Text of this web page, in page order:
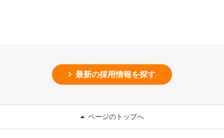
最新の採用情報を探す
ページのトップへ